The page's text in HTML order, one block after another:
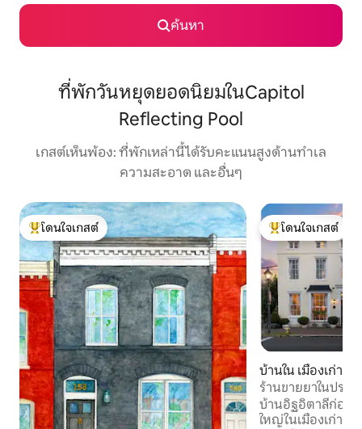
ค้นหา
ที่พักวันหยุดยอดนิยมในCapitol
Reflecting Pool
เกสต์เห็นพ้อง: ที่พักเหล่านี้ได้รับคะแนนสูงด้านทำเล
ความสะอาด และอื่นๆ
โดนใจเกสต์ที่สุด
โดนใจเกสต์
โดนใจเกสต์ที่สุด
โดนใจเกสต์
บ้านใน เมืองเก่า
ร้านขายยาในประ
2 ห้อง | เมืองเก่า
บ้านอิฐอิตาลีก่อนส
ใหญ่ในเมืองเก่าต